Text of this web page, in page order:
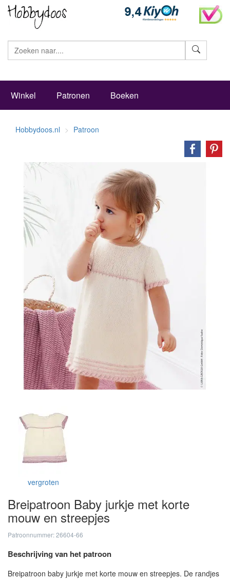
Winkel Patronen Boeken
Hobbydoos.nl Patroon
vergroten
Breipatroon Baby jurkje met korte
mouw en streepjes
Patroonnummer: 26604-66
Beschrijving van het patroon
Breipatroon baby jurkje met korte mouw en streepjes. De randjes